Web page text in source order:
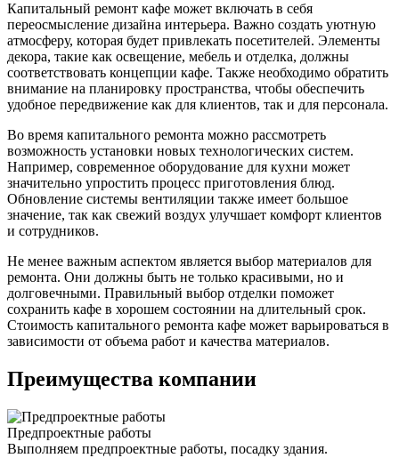
Капитальный ремонт кафе может включать в себя
переосмысление дизайна интерьера. Важно создать уютную
атмосферу, которая будет привлекать посетителей. Элементы
декора, такие как освещение, мебель и отделка, должны
соответствовать концепции кафе. Также необходимо обратить
внимание на планировку пространства, чтобы обеспечить
удобное передвижение как для клиентов, так и для персонала.
Во время капитального ремонта можно рассмотреть
возможность установки новых технологических систем.
Например, современное оборудование для кухни может
значительно упростить процесс приготовления блюд.
Обновление системы вентиляции также имеет большое
значение, так как свежий воздух улучшает комфорт клиентов
и сотрудников.
Не менее важным аспектом является выбор материалов для
ремонта. Они должны быть не только красивыми, но и
долговечными. Правильный выбор отделки поможет
сохранить кафе в хорошем состоянии на длительный срок.
Стоимость капитального ремонта кафе может варьироваться в
зависимости от объема работ и качества материалов.
Преимущества компании
Предпроектные работы
Выполняем предпроектные работы, посадку здания.